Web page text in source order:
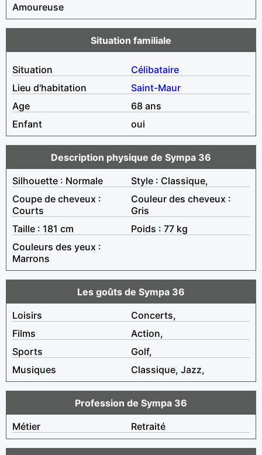
Amoureuse
Situation familiale
Situation
Célibataire
Lieu d'habitation
Saint-Maur
Age
68 ans
Enfant
oui
Description physique de Sympa 36
Silhouette : Normale
Style : Classique,
Coupe de cheveux :
Courts
Couleur des cheveux :
Gris
Taille : 181 cm
Poids : 77 kg
Couleurs des yeux :
Marrons
Les goûts de Sympa 36
Loisirs
Concerts,
Films
Action,
Sports
Golf,
Musiques
Classique, Jazz,
Profession de Sympa 36
Métier
Retraité